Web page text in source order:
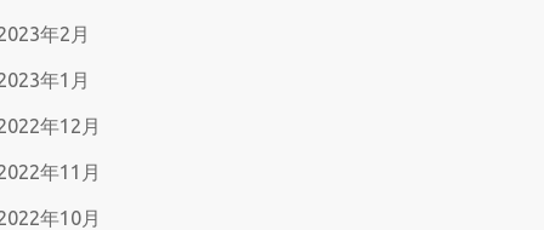
年2月
年1月
年12月
年11月
年10月